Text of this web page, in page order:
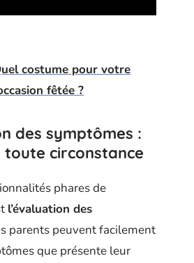
costume pour votre
fêtée ?
des symptômes :
circonstance
phares de
l’évaluation des
parents peuvent facilement
que présente leur